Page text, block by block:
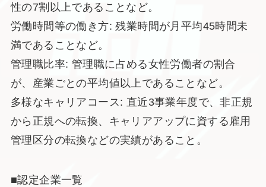
性の7割以上であることなど。
労働時間等の働き方: 残業時間が月平均45時間未
満であることなど。
管理職比率: 管理職に占める女性労働者の割合
が、産業ごとの平均値以上であることなど。
多様なキャリアコース: 直近3事業年度で、非正規
から正規への転換、キャリアアップに資する雇用
管理区分の転換などの実績があること。
■認定企業一覧